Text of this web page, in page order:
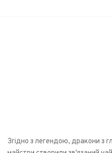
Згідно з легендою, дракони з